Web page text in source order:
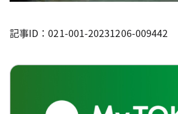
記事ID：021-001-20231206-009442